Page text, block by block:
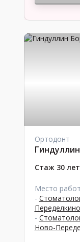
Ортодонт
Стаж 30 лет
Место
-
Переделкино
-
Ново-